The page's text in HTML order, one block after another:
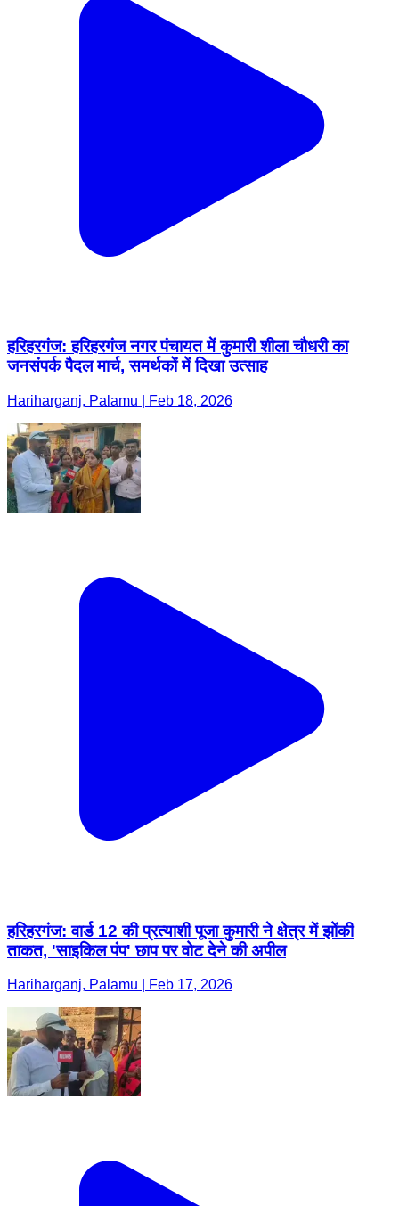
हरिहरगंज: हरिहरगंज नगर पंचायत में कुमारी शीला चौधरी का
जनसंपर्क पैदल मार्च, समर्थकों में दिखा उत्साह
Hariharganj, Palamu | Feb 18, 2026
हरिहरगंज: वार्ड 12 की प्रत्याशी पूजा कुमारी ने क्षेत्र में झोंकी
ताकत, 'साइकिल पंप' छाप पर वोट देने की अपील
Hariharganj, Palamu | Feb 17, 2026